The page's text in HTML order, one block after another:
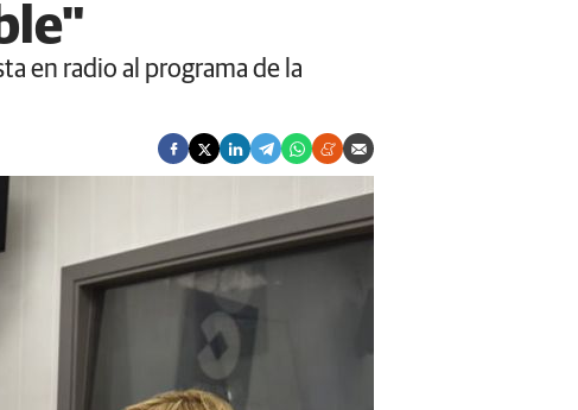
en radio al programa de la